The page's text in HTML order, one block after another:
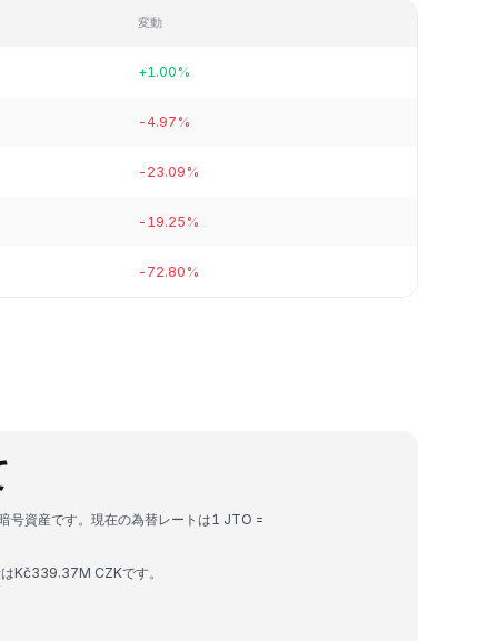
変動
+1.00%
-4.97%
-23.09%
-19.25%
-72.80%
号資産です。現在の為替レートは1 JTO =
Kč339.37M CZKです。